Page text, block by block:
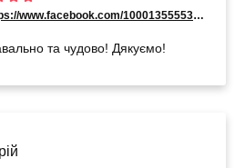
https://www.facebook.com/100013555535688
та чудово! Дякуємо!